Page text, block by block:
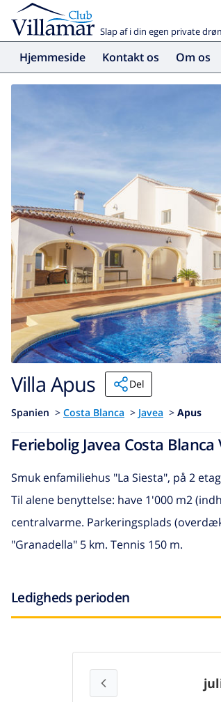
Slap af i din egen private
Hjemmeside Kontakt os Om os
Villa Apus Del
Spanien > Costa Blanca > Javea > Apus
Feriebolig Javea Costa
Smuk enfamiliehus "La Siesta", på 2
Til alene benyttelse: have 1'000 m2
centralvarme. Parkeringsplads
"Granadella" 5 km. Tennis 150 m.
Ledigheds perioden